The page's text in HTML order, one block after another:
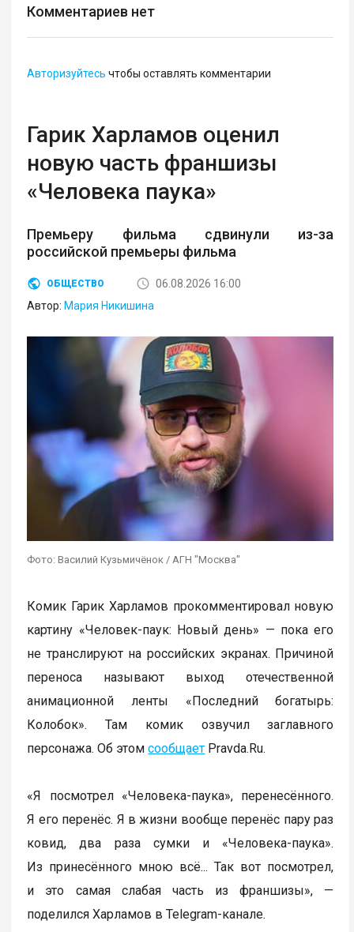
Комментариев нет
Авторизуйтесь чтобы оставлять комментарии
Гарик Харламов оценил
новую часть франшизы
«Человека паука»
Премьеру фильма сдвинули из-за
российской премьеры фильма
ОБЩЕСТВО
06.08.2026 16:00
Автор: Мария Никишина
Фото: Василий Кузьмичёнок / АГН "Москва"
Комик Гарик Харламов прокомментировал новую
картину «Человек-паук: Новый день» — пока его
не транслируют на российских экранах. Причиной
переноса называют выход отечественной
анимационной ленты «Последний богатырь:
Колобок». Там комик озвучил заглавного
персонажа. Об этомсообщает Pravda.Ru.
«Я посмотрел «Человека-паука», перенесённого.
Я его перенёс. Я в жизни вообще перенёс пару раз
ковид, два раза сумки и «Человека-паука».
Из принесённого мною всё... Так вот посмотрел,
и это самая слабая часть из франшизы», —
поделился Харламов в Telegram-канале.